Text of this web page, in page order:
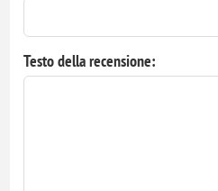
Testo della recensione: